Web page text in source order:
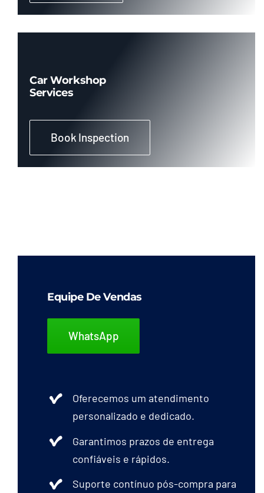
Car Workshop
Services
Book Inspection
Equipe De Vendas
WhatsApp
Oferecemos um atendimento
personalizado e dedicado.
Garantimos prazos de entrega
confiáveis e rápidos.
Suporte contínuo pós-compra para